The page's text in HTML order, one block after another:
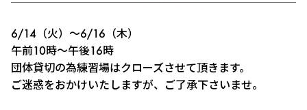
6/14（火）～6/16（木）
午前10時～午後16時
団体貸切の為練習場はクローズさせて頂きます。
ご迷惑をおかけいたしますが、ご了承下さいませ。